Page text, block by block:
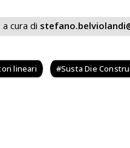
a cura di
lineari Susta Die